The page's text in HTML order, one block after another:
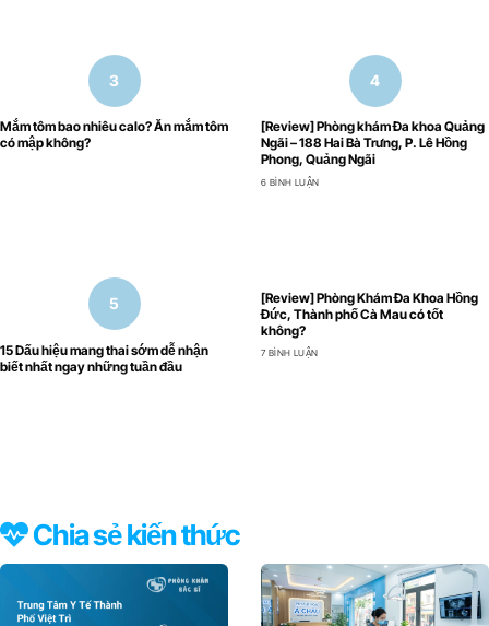
Mắm tôm bao nhiêu calo? Ăn mắm tôm
có mập không?
[Review] Phòng khám Đa khoa Quảng
Ngãi – 188 Hai Bà Trưng, P. Lê Hồng
Phong, Quảng Ngãi
6 BÌNH LUẬN
15 Dấu hiệu mang thai sớm dễ nhận
biết nhất ngay những tuần đầu
[Review] Phòng Khám Đa Khoa Hồng
Đức, Thành phố Cà Mau có tốt
không?
7 BÌNH LUẬN
Chia sẻ kiến thức